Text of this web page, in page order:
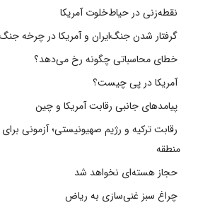
نقطه‌زنی در حیاط‌خلوت آمریکا
گرفتار شدن جنگ‌ایران و آمریکا در چرخه
خطای محاسباتی چگونه رخ می‌دهد؟
آمریکا در پی چیست؟
پیامدهای جانبی رقابت آمریکا و چین
رقابت ترکیه و رژیم صهیونیستی؛ آزمونی
منطقه
حجاز هسته‌ای نخواهد شد
چراغ سبز غنی‌سازی به ریاض